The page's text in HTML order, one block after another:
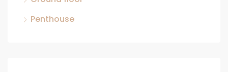
Penthouse